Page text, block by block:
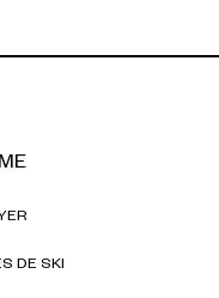
DE SKI